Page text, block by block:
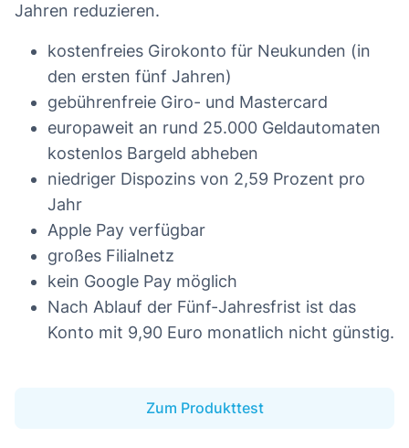
Jahren reduzieren.
kostenfreies Girokonto für Neukunden (in
den ersten fünf Jahren)
gebührenfreie Giro- und Mastercard
europaweit an rund 25.000 Geldautomaten
kostenlos Bargeld abheben
niedriger Dispozins von 2,59 Prozent pro
Jahr
Apple Pay verfügbar
großes Filialnetz
kein Google Pay möglich
Nach Ablauf der Fünf-Jahresfrist ist das
Konto mit 9,90 Euro monatlich nicht günstig.
Zum Produkttest